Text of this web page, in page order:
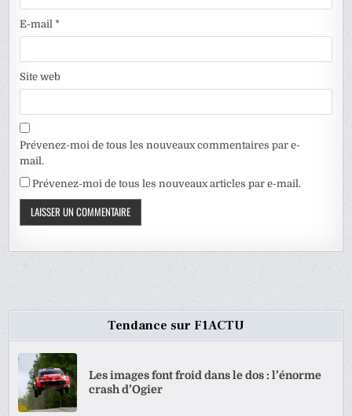
E-mail*
Site web
Prévenez-moi de tous les nouveaux commentaires par e-
mail.
Prévenez-moi de tous les nouveaux articles par e-mail.
Tendance sur F1ACTU
Les images font froid dans le dos : l’énorme
crash d’Ogier